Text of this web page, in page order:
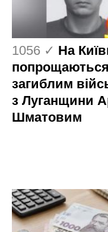
1056 ✓ На
загиблим
з Луганщини
Шматовим